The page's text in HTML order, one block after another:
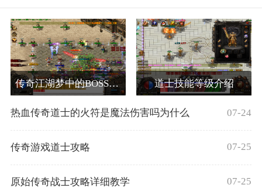
传奇江湖梦中的BOSS笑道人上如何击杀 道士技能等级介绍
热血传奇道士的火符是魔法伤害吗为什么 07-24
传奇游戏道士攻略 07-25
原始传奇战士攻略详细教学 07-25